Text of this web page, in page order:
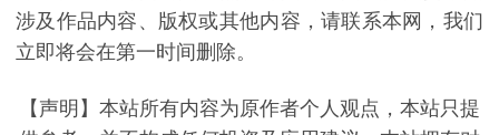
涉及作品内容、版权或其他内容，请联系本网，我们
立即将会在第一时间删除。
【声明】本站所有内容为原作者个人观点，本站只提